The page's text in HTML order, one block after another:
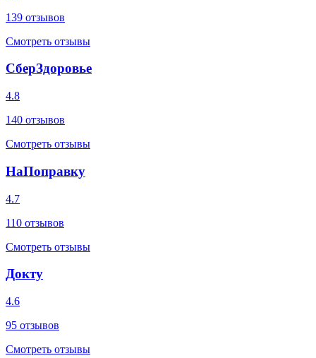
139 отзывов
Смотреть отзывы
СберЗдоровье
4.8
140 отзывов
Смотреть отзывы
НаПоправку
4.7
110 отзывов
Смотреть отзывы
Докту
4.6
95 отзывов
Смотреть отзывы